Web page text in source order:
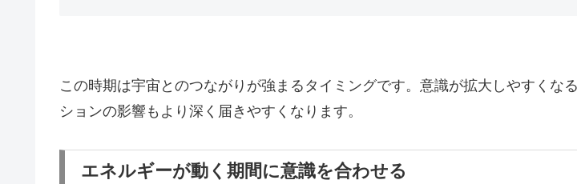
この時期は宇宙とのつながりが強まるタイミングです。意識が拡大しやすくな
ションの影響もより深く届きやすくなります。
エネルギーが動く期間に意識を合わせる